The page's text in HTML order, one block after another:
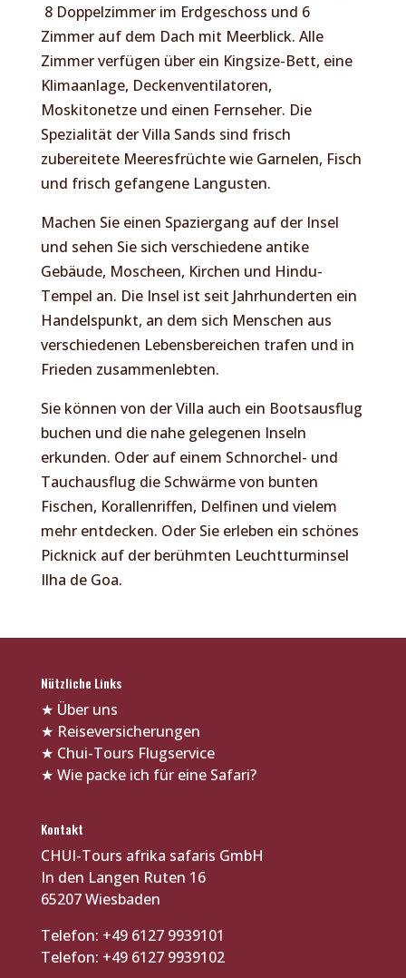
8 Doppelzimmer im Erdgeschoss und 6
Zimmer auf dem Dach mit Meerblick. Alle
Zimmer verfügen über ein Kingsize-Bett, eine
Klimaanlage, Deckenventilatoren,
Moskitonetze und einen Fernseher. Die
Spezialität der Villa Sands sind frisch
zubereitete Meeresfrüchte wie Garnelen, Fisch
und frisch gefangene Langusten.
Machen Sie einen Spaziergang auf der Insel
und sehen Sie sich verschiedene antike
Gebäude, Moscheen, Kirchen und Hindu-
Tempel an. Die Insel ist seit Jahrhunderten ein
Handelspunkt, an dem sich Menschen aus
verschiedenen Lebensbereichen trafen und in
Frieden zusammenlebten.
Sie können von der Villa auch ein Bootsausflug
buchen und die nahe gelegenen Inseln
erkunden. Oder auf einem Schnorchel- und
Tauchausflug die Schwärme von bunten
Fischen, Korallenriffen, Delfinen und vielem
mehr entdecken. Oder Sie erleben ein schönes
Picknick auf der berühmten Leuchtturminsel
Ilha de Goa.
Nützliche Links
★ Über uns
★ Reiseversicherungen
★ Chui-Tours Flugservice
★ Wie packe ich für eine Safari?
Kontakt
CHUI-Tours afrika safaris GmbH
In den Langen Ruten 16
65207 Wiesbaden
Telefon: +49 6127 9939101
Telefon: +49 6127 9939102